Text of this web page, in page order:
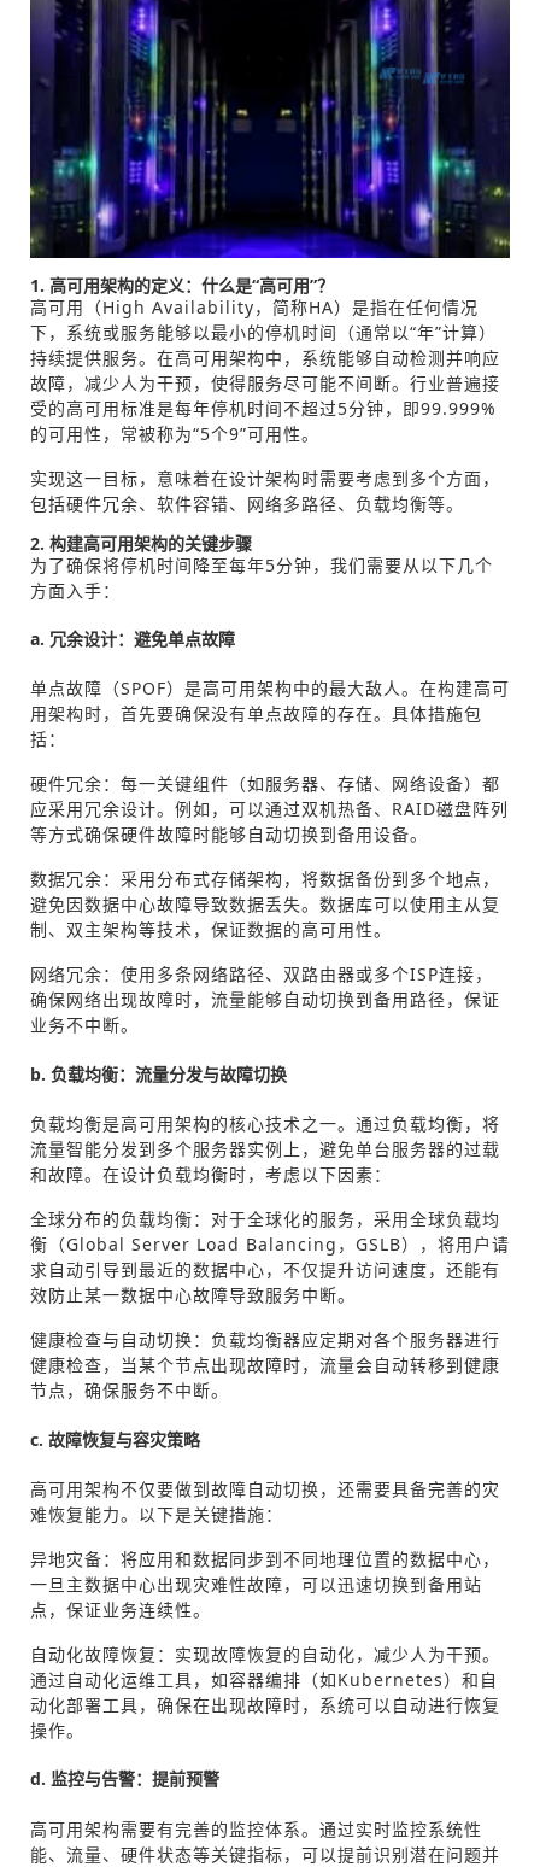
1. 高可用架构的定义：什么是“高可用”？
高可用（High Availability，简称HA）是指在任何情况
下，系统或服务能够以最小的停机时间（通常以“年”计算）
持续提供服务。在高可用架构中，系统能够自动检测并响应
故障，减少人为干预，使得服务尽可能不间断。行业普遍接
受的高可用标准是每年停机时间不超过5分钟，即99.999%
的可用性，常被称为“5个9”可用性。
实现这一目标，意味着在设计架构时需要考虑到多个方面，
包括硬件冗余、软件容错、网络多路径、负载均衡等。
2. 构建高可用架构的关键步骤
为了确保将停机时间降至每年5分钟，我们需要从以下几个
方面入手：
a. 冗余设计：避免单点故障
单点故障（SPOF）是高可用架构中的最大敌人。在构建高可
用架构时，首先要确保没有单点故障的存在。具体措施包
括：
硬件冗余：每一关键组件（如服务器、存储、网络设备）都
应采用冗余设计。例如，可以通过双机热备、RAID磁盘阵列
等方式确保硬件故障时能够自动切换到备用设备。
数据冗余：采用分布式存储架构，将数据备份到多个地点，
避免因数据中心故障导致数据丢失。数据库可以使用主从复
制、双主架构等技术，保证数据的高可用性。
网络冗余：使用多条网络路径、双路由器或多个ISP连接，
确保网络出现故障时，流量能够自动切换到备用路径，保证
业务不中断。
b. 负载均衡：流量分发与故障切换
负载均衡是高可用架构的核心技术之一。通过负载均衡，将
流量智能分发到多个服务器实例上，避免单台服务器的过载
和故障。在设计负载均衡时，考虑以下因素：
全球分布的负载均衡：对于全球化的服务，采用全球负载均
衡（Global Server Load Balancing，GSLB），将用户请
求自动引导到最近的数据中心，不仅提升访问速度，还能有
效防止某一数据中心故障导致服务中断。
健康检查与自动切换：负载均衡器应定期对各个服务器进行
健康检查，当某个节点出现故障时，流量会自动转移到健康
节点，确保服务不中断。
c. 故障恢复与容灾策略
高可用架构不仅要做到故障自动切换，还需要具备完善的灾
难恢复能力。以下是关键措施：
异地灾备：将应用和数据同步到不同地理位置的数据中心，
一旦主数据中心出现灾难性故障，可以迅速切换到备用站
点，保证业务连续性。
自动化故障恢复：实现故障恢复的自动化，减少人为干预。
通过自动化运维工具，如容器编排（如Kubernetes）和自
动化部署工具，确保在出现故障时，系统可以自动进行恢复
操作。
d. 监控与告警：提前预警
高可用架构需要有完善的监控体系。通过实时监控系统性
能、流量、硬件状态等关键指标，可以提前识别潜在问题并